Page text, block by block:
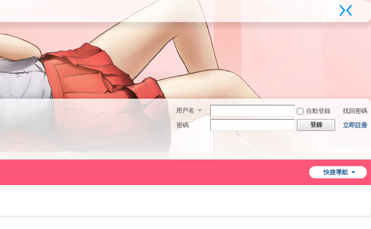
用戶名 自動登錄
找回密碼
密碼
登錄 立即註冊
快捷導航